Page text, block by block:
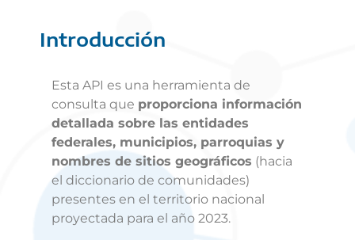
Introducción
Esta API es una herramienta de
consulta que proporciona información
detallada sobre las entidades
federales, municipios, parroquias y
nombres de sitios geográficos (hacia
el diccionario de comunidades)
presentes en el territorio nacional
proyectada para el año 2023.